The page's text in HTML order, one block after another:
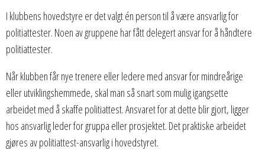
I klubbens hovedstyre er det valgt én person til å være ansvarlig for
politiattester. Noen av gruppene har fått delegert ansvar for å håndtere
politiattester.
Når klubben får nye trenere eller ledere med ansvar for mindreårige
eller utviklingshemmede, skal man så snart som mulig igangsette
arbeidet med å skaffe politiattest. Ansvaret for at dette blir gjort, ligger
hos ansvarlig leder for gruppa eller prosjektet. Det praktiske arbeidet
gjøres av politiattest-ansvarlig i hovedstyret.